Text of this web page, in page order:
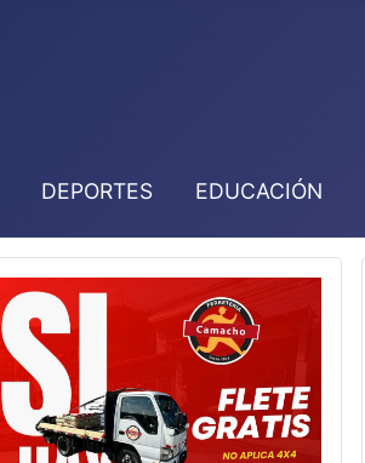
DEPORTES EDUCACIÓN